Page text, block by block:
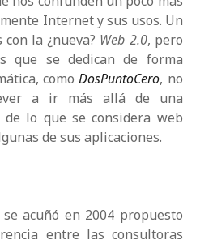
Internet y sus usos. Un
la ¿nueva? Web 2.0, pero
que se dedican de forma
comoDosPuntoCero, no
a ir más allá de una
de lo que se considera web
de sus aplicaciones.
acuñó en 2004 propuesto
entre las consultoras